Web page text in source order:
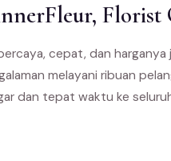
Florist
cepat, dan harganya
melayani ribuan
dan tepat waktu ke